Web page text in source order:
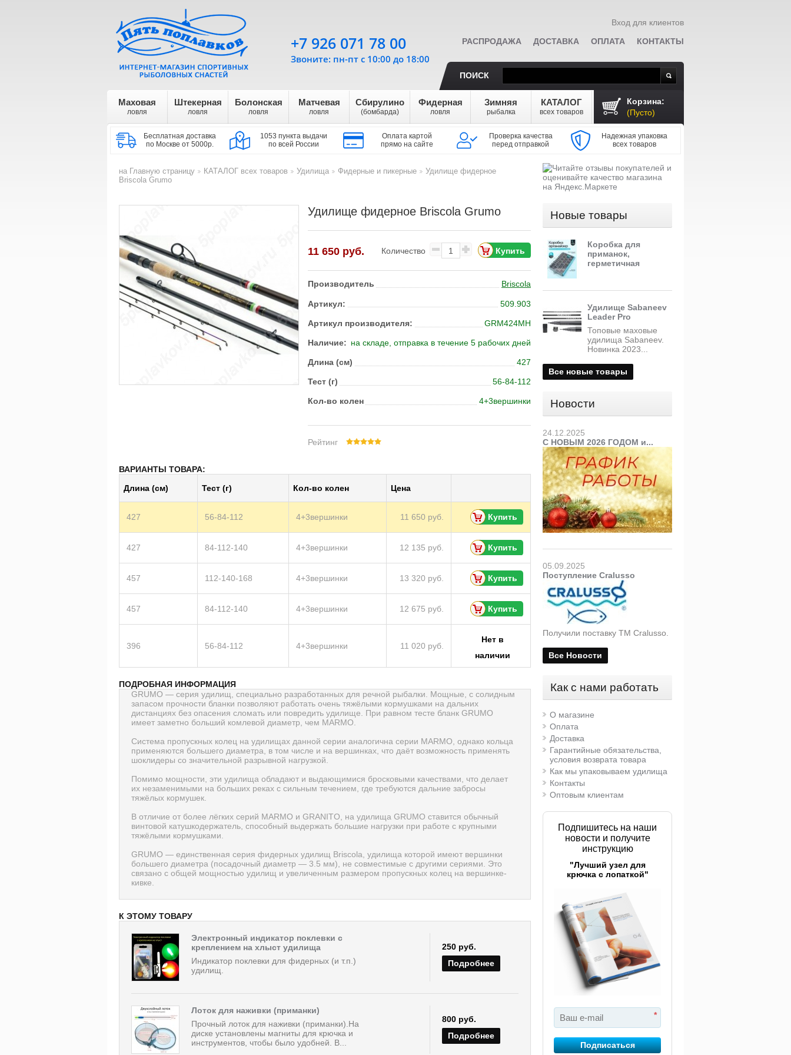
Вход для клиентов
Корзина:
(Пусто)
РАСПРОДАЖА ДОСТАВКА ОПЛАТА КОНТАКТЫ
ПОИСК
Маховая
ловля
Штекерная
ловля
Болонская
ловля
Матчевая
ловля
Сбирулино
(бомбарда)
Фидерная
ловля
Зимняя
рыбалка
КАТАЛОГ
всех товаров
Бесплатная доставка
по Москве от 5000р.
1053 пункта выдачи
по всей России
Оплата картой
прямо на сайте
Проверка качества
перед отправкой
Надежная упаковка
всех товаров
+7 926 071 78 00
Звоните: пн-пт с 10:00 до 18:00
на Главную страницу
КАТАЛОГ всех товаров
Удилища
Фидерные и пикерные
Удилище фидерное
Briscola Grumo
Удилище фидерное Briscola Grumo
11 650 руб. Количество
Производитель Briscola
Артикул: 509.903
Артикул производителя: GRM424MH
Наличие: на складе, отправка в течение 5 рабочих дней
Длина (см) 427
Тест (г) 56-84-112
Кол-во колен 4+3вершинки
Рейтинг
ВАРИАНТЫ ТОВАРА:
Длина (см)
Тест (г) Кол-во колен Цена
427 56-84-112 4+3вершинки 11 650 руб. Купить
427 84-112-140 4+3вершинки 12 135 руб. Купить
457 112-140-168 4+3вершинки 13 320 руб. Купить
457 84-112-140 4+3вершинки 12 675 руб. Купить
396 56-84-112 4+3вершинки 11 020 руб.
Нет в
наличии
ПОДРОБНАЯ ИНФОРМАЦИЯ
GRUMO — серия удилищ, специально разработанных для речной рыбалки. Мощные, с солидным
запасом прочности бланки позволяют работать очень тяжёлыми кормушками на дальних
дистанциях без опасения сломать или повредить удилище. При равном тесте бланк GRUMO
имеет заметно больший комлевой диаметр, чем MARMO.
Система пропускных колец на удилищах данной серии аналогична серии MARMO, однако кольца
применяются большего диаметра, в том числе и на вершинках, что даёт возможность применять
шоклидеры со значительной разрывной нагрузкой.
Помимо мощности, эти удилища обладают и выдающимися бросковыми качествами, что делает
их незаменимыми на больших реках с сильным течением, где требуются дальние забросы
тяжёлых кормушек.
В отличие от более лёгких серий MARMO и GRANITO, на удилища GRUMO ставится обычный
винтовой катушкодержатель, способный выдержать большие нагрузки при работе с крупными
тяжёлыми кормушками.
GRUMO — единственная серия фидерных удилищ Briscola, удилища которой имеют вершинки
большего диаметра (посадочный диаметр — 3.5 мм), не совместимые с другими сериями. Это
связано с общей мощностью удилищ и увеличенным размером пропускных колец на вершинке-
кивке.
К ЭТОМУ ТОВАРУ
Электронный индикатор поклевки с
креплением на хлыст удилища
Индикатор поклевки для фидерных (и т.п.)
удилищ.
250 руб.
Подробнее
Лоток для наживки (приманки)
Прочный лоток для наживки (приманки).На
диске установлены магниты для крючка и
инструментов, чтобы было удобней. В...
800 руб.
Подробнее
Новые товары
Коробка для
приманок,
герметичная
Удилище Sabaneev
Leader Pro
Топовые маховые
удилища Sabaneev.
Новинка 2023...
Все новые товары
Новости
24.12.2025
С НОВЫМ 2026 ГОДОМ и...
05.09.2025
Поступление Cralusso
Получили поставку ТМ Cralusso.
Все Новости
Как с нами работать
О магазине
Оплата
Доставка
Гарантийные обязательства,
условия возврата товара
Как мы упаковываем удилища
Контакты
Оптовым клиентам
Подпишитесь на наши
новости и получите
инструкцию
"Лучший узел для
крючка с лопаткой"
*
Подписаться